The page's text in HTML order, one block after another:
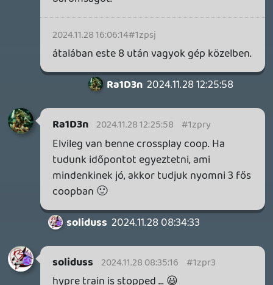
millkó mint a nulla lóvé.
1 / 2
soliduss
Frissítve:2025.01.22. 09:22
Kommentek száma:81
Katasztrófa turistáknak, akik megvették, és akik
Filmek
soliduss- 16 perce 54936
Playstation Pub
soliduss- 18 perce